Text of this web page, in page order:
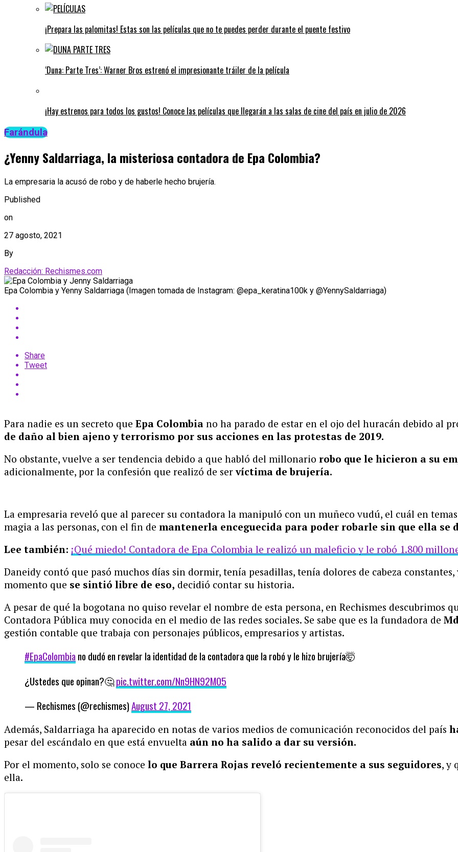
¡Prepara las palomitas! Estas son las películas que no te puedes perder durante el puente festivo
‘Duna: Parte Tres’: Warner Bros estrenó el impresionante tráiler de la película
¡Hay estrenos para todos los gustos! Conoce las películas que llegarán a las salas de cine del país en julio de 2026
Farándula
¿Yenny Saldarriaga, la misteriosa contadora de Epa Colombia?
La empresaria la acusó de robo y de haberle hecho brujería.
Published
on
27 agosto, 2021
By
Redacción: Rechismes.com
Epa Colombia y Yenny Saldarriaga (Imagen tomada de Instagram: @epa_keratina100k y @YennySaldarriaga)
Share
Tweet
Para nadie es un secreto que Epa Colombia no ha parado de estar en el ojo del huracán debido al
de daño al bien ajeno y terrorismo por sus acciones en las protestas de 2019.
No obstante, vuelve a ser tendencia debido a que habló del millonario robo que le hicieron a su
adicionalmente, por la confesión que realizó de servíctima de brujería.
La empresaria reveló que al parecer su contadora la manipuló con un muñeco vudú, el cuál en
magia a las personas, con el fin de mantenerla enceguecida para poder robarle sin que ella se
Lee también: ¡Qué miedo! Contadora de Epa Colombia le realizó un maleficio y le robó 1.800
Daneidy contó que pasó muchos días sin dormir, tenía pesadillas, tenía dolores de cabeza
momento que se sintió libre de eso, decidió contar su historia.
A pesar de qué la bogotana no quiso revelar el nombre de esta persona, en Rechismes descubrimos
Contadora Pública muy conocida en el medio de las redes sociales. Se sabe que es la fundadora de
gestión contable que trabaja con personajes públicos, empresarios y artistas.
#EpaColombiano dudó en revelar la identidad de la contadora que la robó y le hizo brujería🤯
¿Ustedes que opinan?🤔pic.twitter.com/Nn9HN92MO5
— Rechismes (@rechismes)August 27, 2021
Además, Saldarriaga ha aparecido en notas de varios medios de comunicación reconocidos del país
pesar del escándalo en que está envuelta aún no ha salido a dar su versión.
Por el momento, solo se conoce lo que Barrera Rojas reveló recientemente a sus seguidores, y
ella.